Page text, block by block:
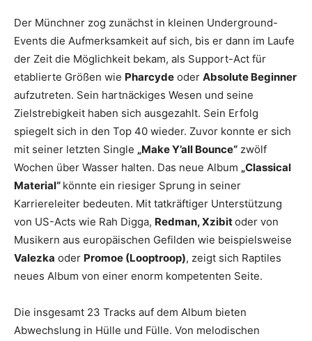
Der Münchner zog zunächst in kleinen Underground-
Events die Aufmerksamkeit auf sich, bis er dann im Laufe
der Zeit die Möglichkeit bekam, als Support-Act für
etablierte Größen wie Pharcyde oder Absolute Beginner
aufzutreten. Sein hartnäckiges Wesen und seine
Zielstrebigkeit haben sich ausgezahlt. Sein Erfolg
spiegelt sich in den Top 40 wieder. Zuvor konnte er sich
mit seiner letzten Single „Make Y’all Bounce“ zwölf
Wochen über Wasser halten. Das neue Album „Classical
Material“ könnte ein riesiger Sprung in seiner
Karriereleiter bedeuten. Mit tatkräftiger Unterstützung
von US-Acts wie Rah Digga, Redman, Xzibitoder von
Musikern aus europäischen Gefilden wie beispielsweise
Valezka oder Promoe (Looptroop), zeigt sich Raptiles
neues Album von einer enorm kompetenten Seite.
Die insgesamt 23 Tracks auf dem Album bieten
Abwechslung in Hülle und Fülle. Von melodischen